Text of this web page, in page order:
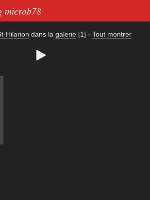
microb78
Hilarion dans la galerie [1] - Tout montrer
